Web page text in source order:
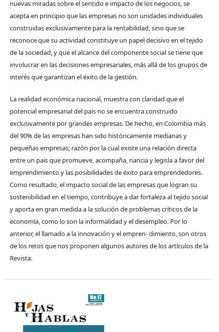
nuevas miradas sobre el sentido e impacto de los negocios, se
acepta en principio que las empresas no son unidades individuales
construidas exclusivamente para la rentabilidad, sino que se
reconoce que su actividad constituye un papel decisivo en el tejido
de la sociedad, y que el alcance del componente social se tiene que
involucrar en las decisiones empresariales, más allá de los grupos de
interés que garantizan el éxito de la gestión.
La realidad económica nacional, muestra con claridad que el
potencial empresarial del país no se encuentra construido
exclusivamente por grandes empresas. De hecho, en Colombia más
del 90% de las empresas han sido históricamente medianas y
pequeñas empresas; razón por la cual existe una relación directa
entre un país que promueve, acompaña, nancia y legisla a favor del
emprendimiento y las posibilidades de éxito para emprendedores.
Como resultado, el impacto social de las empresas que logran su
sostenibilidad en el tiempo, contribuye a dar fortaleza al tejido social
y aporta en gran medida a la solución de problemas críticos de la
economía, como lo son la informalidad y el desempleo. Por lo
anterior, el llamado a la innovación y el empren- dimiento, son otros
de los retos que nos proponen algunos autores de los artículos de la
Revista.